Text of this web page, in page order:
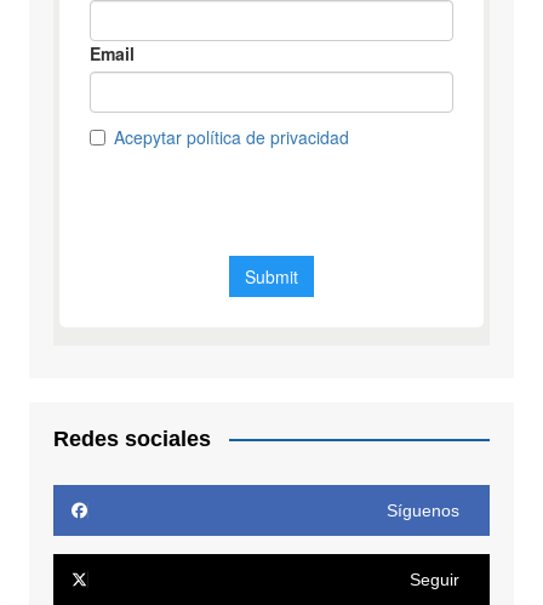
Redes sociales
Síguenos
Seguir